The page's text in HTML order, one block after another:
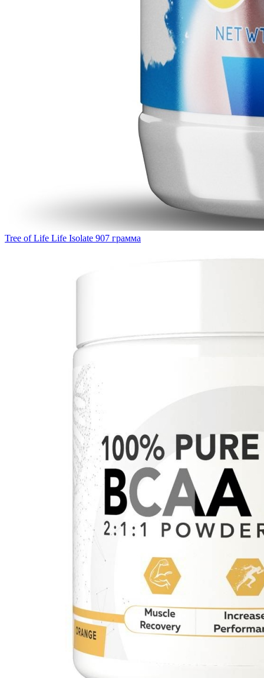
Tree of Life Life Isolate 907 грамма